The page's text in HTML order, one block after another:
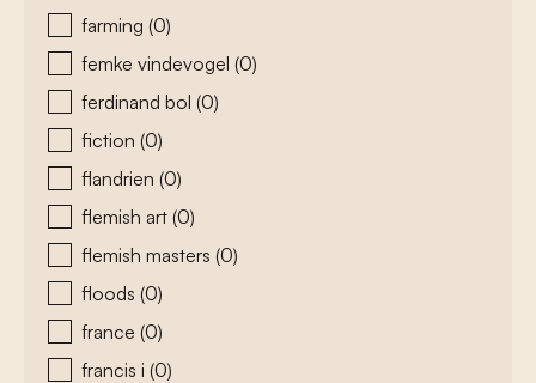
farming (0)
femke vindevogel (0)
ferdinand bol (0)
fiction (0)
flandrien (0)
flemish art (0)
flemish masters (0)
floods (0)
france (0)
francis i (0)